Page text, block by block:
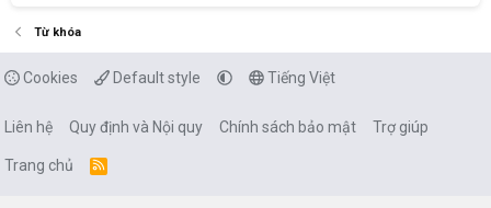
Từ khóa
Cookies Default style Tiếng Việt
Liên hệ Quy định và Nội quy Chính sách bảo mật Trợ giúp
Trang chủ
R